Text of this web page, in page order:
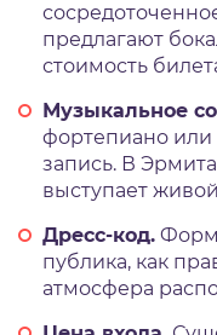
предлагают
стоимость
Музыкальное
фортепиано
запись. В
выступает
Дресс-код.
публика, как
атмосфера